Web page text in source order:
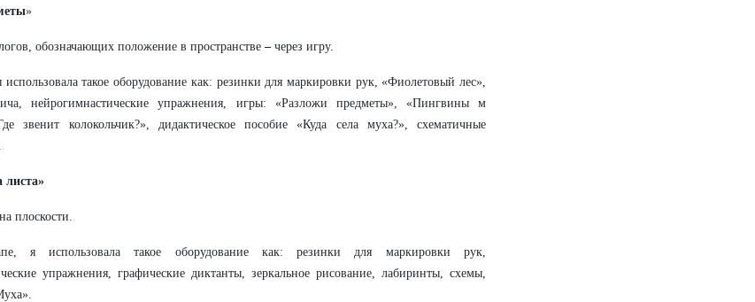
»
обозначающих положение в пространстве – через игру.
использовала такое оборудование как: резинки для маркировки рук, «Фиолетовый лес»,
нейрогимнастические упражнения, игры: «Разложи предметы», «Пингвины м
звенит колокольчик?», дидактическое пособие «Куда села муха?», схематичные
листа»
плоскости.
я использовала такое оборудование как: резинки для маркировки рук,
упражнения, графические диктанты, зеркальное рисование, лабиринты, схемы,